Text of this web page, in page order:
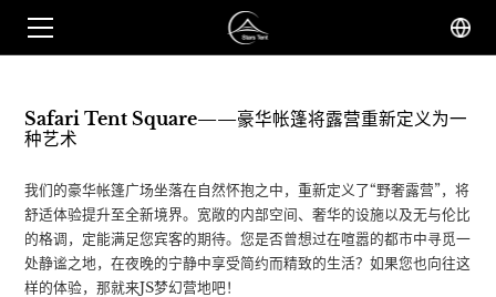
Safari Tent Square——豪华帐篷将露营重新定义为一
种艺术
我们的豪华帐篷广场坐落在自然怀抱之中，重新定义了“野奢露营”，将
舒适体验提升至全新境界。宽敞的内部空间、奢华的设施以及无与伦比
的格调，定能满足您宾客的期待。您是否曾想过在喧嚣的都市中寻觅一
处静谧之地，在夜晚的宁静中享受简约而精致的生活？如果您也向往这
样的体验，那就来JS梦幻营地吧！